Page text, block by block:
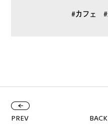
#カフェ
PREV